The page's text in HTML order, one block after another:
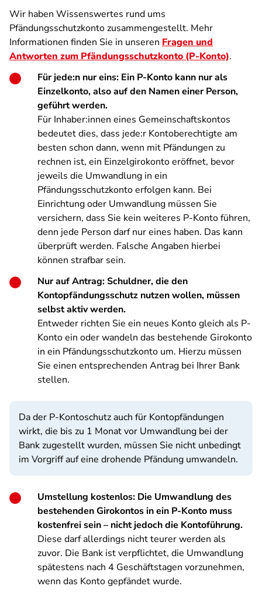
Wir haben Wissenswertes rund ums
Pfändungsschutzkonto zusammengestellt. Mehr
Informationen finden Sie in unseren Fragen und
Antworten zum Pfändungsschutzkonto (P-Konto).
Für jede:n nur eins: Ein P-Konto kann nur als
Einzelkonto, also auf den Namen einer Person,
geführt werden.
Für Inhaber:innen eines Gemeinschaftskontos
bedeutet dies, dass jede:r Kontoberechtigte am
besten schon dann, wenn mit Pfändungen zu
rechnen ist, ein Einzelgirokonto eröffnet, bevor
jeweils die Umwandlung in ein
Pfändungsschutzkonto erfolgen kann. Bei
Einrichtung oder Umwandlung müssen Sie
versichern, dass Sie kein weiteres P-Konto führen,
denn jede Person darf nur eines haben. Das kann
überprüft werden. Falsche Angaben hierbei
können strafbar sein.
Nur auf Antrag: Schuldner, die den
Kontopfändungsschutz nutzen wollen, müssen
selbst aktiv werden.
Entweder richten Sie ein neues Konto gleich als P-
Konto ein oder wandeln das bestehende Girokonto
in ein Pfändungsschutzkonto um. Hierzu müssen
Sie einen entsprechenden Antrag bei Ihrer Bank
stellen.
Da der P-Kontoschutz auch für Kontopfändungen
wirkt, die bis zu 1 Monat vor Umwandlung bei der
Bank zugestellt wurden, müssen Sie nicht unbedingt
im Vorgriff auf eine drohende Pfändung umwandeln.
Umstellung kostenlos: Die Umwandlung des
bestehenden Girokontos in ein P-Konto muss
kostenfrei sein – nicht jedoch die Kontoführung.
Diese darf allerdings nicht teurer werden als
zuvor. Die Bank ist verpflichtet, die Umwandlung
spätestens nach 4 Geschäftstagen vorzunehmen,
wenn das Konto gepfändet wurde.